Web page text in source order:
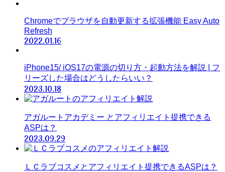
Chromeでブラウザを自動更新する拡張機能 Easy Auto
Refresh
2022.01.16
iPhone15/ iOS17の電源の切り方・起動方法を解説 | フ
リーズした場合はどうしたらいい？
2023.10.18
アガルートアカデミー とアフィリエイト提携できる
ASPは？
2023.09.29
ＬＣラブコスメとアフィリエイト提携できるASPは？